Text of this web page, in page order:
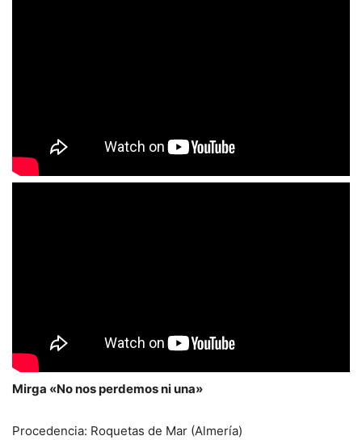
Mirga «No nos perdemos ni una»
Procedencia: Roquetas de Mar (Almería)